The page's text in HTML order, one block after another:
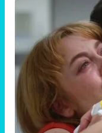
Fotograma del
Prime time